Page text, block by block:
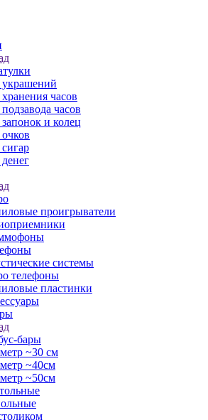
украшений
часов
часов
и колец
проигрыватели
системы
телефоны
пластинки
бары
~30 см
~40см
~50см